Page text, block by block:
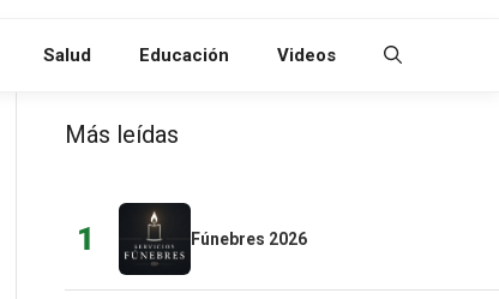
Salud Educación Videos
Más leídas
1 Fúnebres 2026